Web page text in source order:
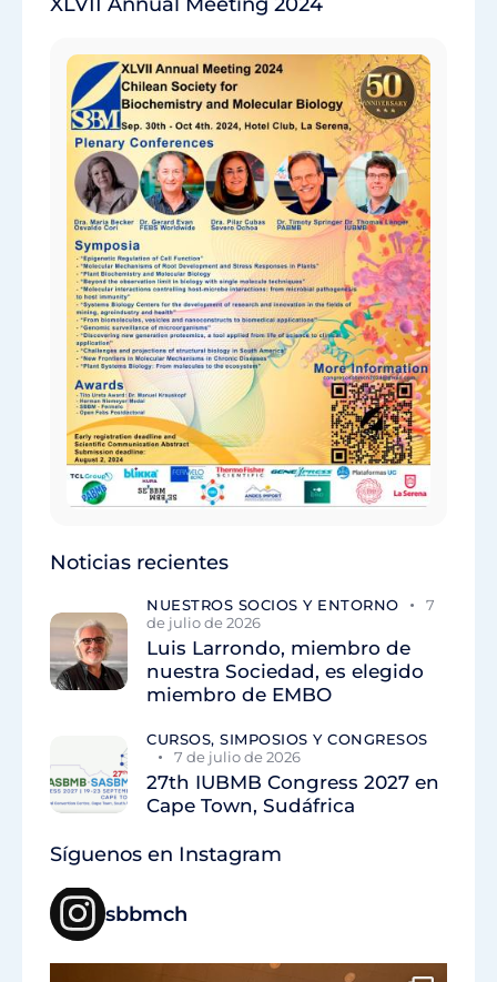
Noticias recientes
NUESTROS SOCIOS Y ENTORNO
7
de julio de 2026
Luis Larrondo, miembro de
nuestra Sociedad, es elegido
miembro de EMBO
CURSOS, SIMPOSIOS Y CONGRESOS
7 de julio de 2026
27th IUBMB Congress 2027 en
Cape Town, Sudáfrica
Síguenos en Instagram
sbbmch